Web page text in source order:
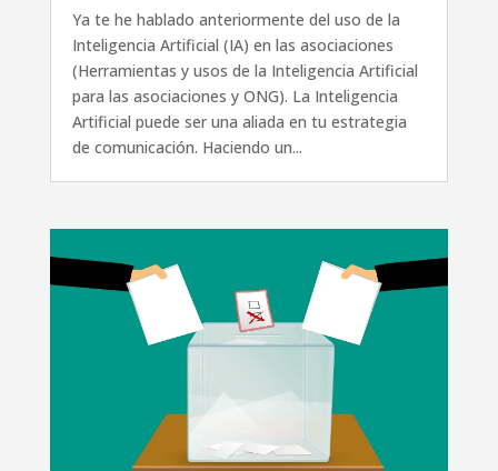
Ya te he hablado anteriormente del uso de la
Inteligencia Artificial (IA) en las asociaciones
(Herramientas y usos de la Inteligencia Artificial
para las asociaciones y ONG). La Inteligencia
Artificial puede ser una aliada en tu estrategia
de comunicación. Haciendo un...